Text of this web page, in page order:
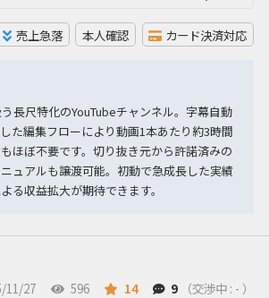
売上急落 本人確認 カード決済対応
長尺特化のYouTubeチャンネル。字幕自動
た編集フローにより動画1本あたり約3時間
ほぼ不要です。切り抜き元から許諾済みの
ュアルも譲渡可能。初動で急成長した実績
る収益拡大が期待できます。
11/27
596 14 9 （交渉中 : - ）